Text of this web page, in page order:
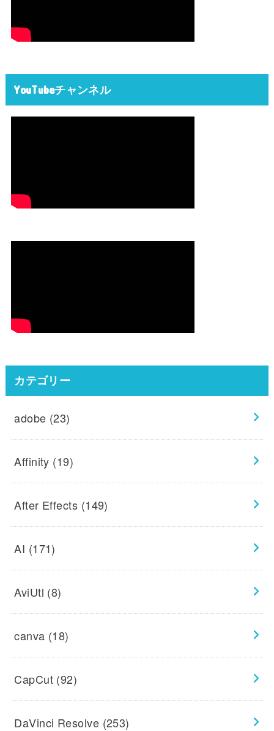
YouTubeチャンネル
カテゴリー
adobe (23)
Affinity (19)
After Effects (149)
AI (171)
AviUtl (8)
canva (18)
CapCut (92)
DaVinci Resolve (253)